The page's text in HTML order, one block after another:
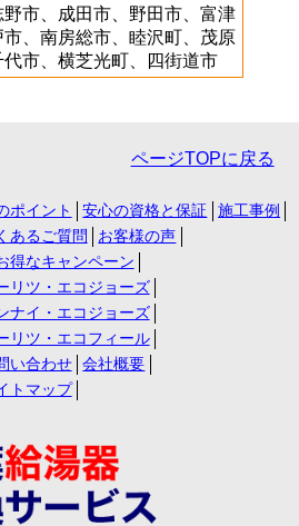
市、成田市、野田市、富津
、南房総市、睦沢町、茂原
市、横芝光町、四街道市
ページTOPに戻る
ポイント 安心の資格と保証
施工事例
あるご質問
お客様の声
得なキャンペーン
リツ・エコジョーズ
ナイ・エコジョーズ
リツ・エコフィール
い合わせ
会社概要
トマップ